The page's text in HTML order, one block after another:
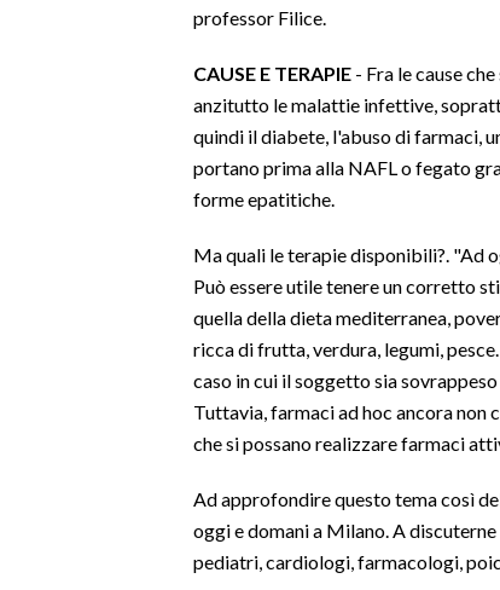
professor Filice.
CAUSE E TERAPIE - Fra le cause
anzitutto le malattie infettive,
quindi il diabete, l'abuso di farmaci,
portano prima alla NAFL o fegato
forme epatitiche.
Ma quali le terapie disponibili?. "Ad
Può essere utile tenere un corretto
quella della dieta mediterranea,
ricca di frutta, verdura, legumi,
caso in cui il soggetto sia
Tuttavia, farmaci ad hoc ancora non
che si possano realizzare farmaci
Ad approfondire questo tema così
oggi e domani a Milano. A
pediatri, cardiologi, farmacologi,